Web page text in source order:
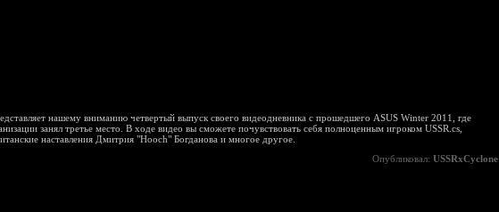
нашему вниманию четвертый выпуск своего видеодневника с прошедшего ASUS Winter 2011, где
занял третье место. В ходе видео вы сможете почувствовать себя полноценным игроком USSR.cs,
наставления Дмитрия "Hooch" Богданова и многое другое.
Опубликовал: USSRxCyclone